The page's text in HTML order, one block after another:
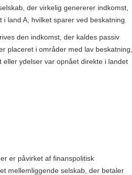
der virkelig genererer indkomst,
land A, hvilket sparer ved beskatning.
den indkomst, der kaldes passiv
placeret i områder med lav beskatning,
ydelser var opnået direkte i landet
er påvirket af finanspolitisk
mellemliggende selskab, der betaler